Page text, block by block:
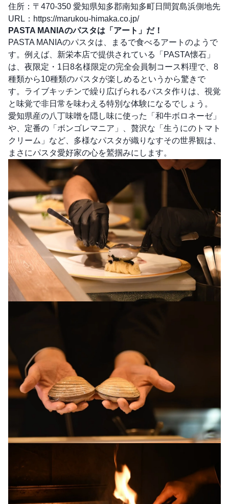
住所：〒470-350 愛知県知多郡南知多町日間賀島浜側地先
URL： https://marukou-himaka.co.jp/
PASTA MANIAのパスタは「アート」だ！
PASTA MANIAのパスタは、まるで食べるアートのようで
す。例えば、新栄本店で提供されている「PASTA懐石」
は、夜限定・1日8名様限定の完全会員制コース料理で、8
種類から10種類のパスタが楽しめるというから驚きで
す。ライブキッチンで繰り広げられるパスタ作りは、視覚
と味覚で非日常を味わえる特別な体験になるでしょう。
愛知県産の八丁味噌を隠し味に使った「和牛ボロネーゼ」
や、定番の「ボンゴレマニア」、贅沢な「生うにのトマト
クリーム」など、多様なパスタが織りなすその世界観は、
まさにパスタ愛好家の心を鷲掴みにします。